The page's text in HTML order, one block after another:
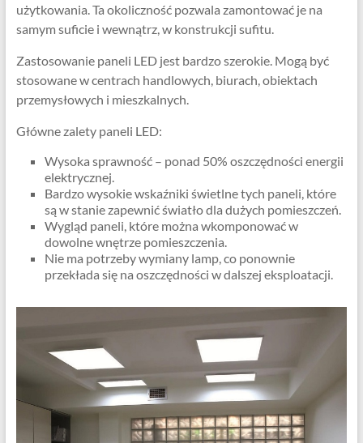
użytkowania. Ta okoliczność pozwala zamontować je na
samym suficie i wewnątrz, w konstrukcji sufitu.
Zastosowanie paneli LED jest bardzo szerokie. Mogą być
stosowane w centrach handlowych, biurach, obiektach
przemysłowych i mieszkalnych.
Główne zalety paneli LED:
Wysoka sprawność – ponad 50% oszczędności energii
elektrycznej.
Bardzo wysokie wskaźniki świetlne tych paneli, które
są w stanie zapewnić światło dla dużych pomieszczeń.
Wygląd paneli, które można wkomponować w
dowolne wnętrze pomieszczenia.
Nie ma potrzeby wymiany lamp, co ponownie
przekłada się na oszczędności w dalszej eksploatacji.